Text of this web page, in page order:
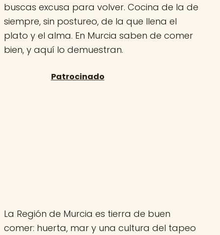
buscas excusa para volver. Cocina de la de
siempre, sin postureo, de la que llena el
plato y el alma. En Murcia saben de comer
bien, y aquí lo demuestran.
La Región de Murcia es tierra de buen
comer: huerta, mar y una cultura del tapeo